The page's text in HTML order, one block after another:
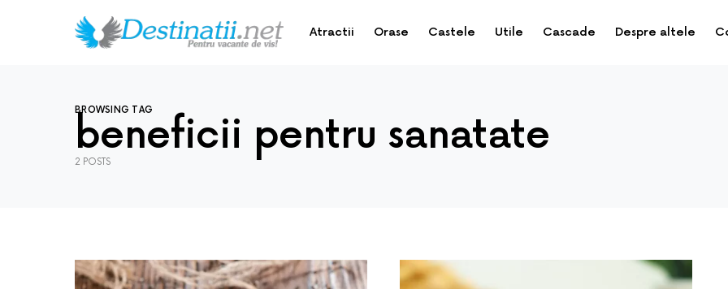
Atractii Orase Castele Utile Cascade Despre altele
BROWSING TAG
beneficii pentru sanatate
2 POSTS